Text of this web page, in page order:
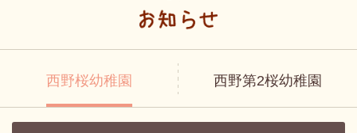
西野桜幼稚園 西野第2桜幼稚園